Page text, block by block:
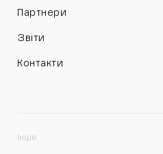
Партнери
Звіти
Контакти
Інше